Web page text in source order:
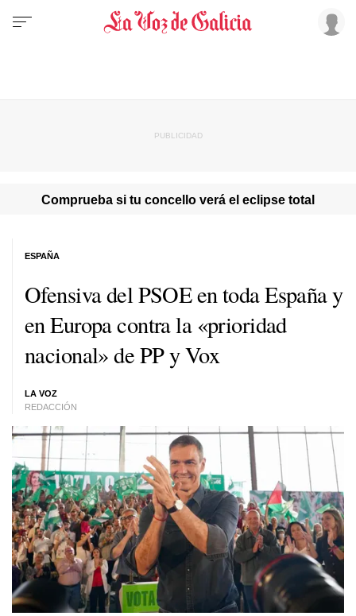
Comprueba si tu concello verá el eclipse total
Ofensiva del PSOE en toda España y
en Europa contra la «prioridad
nacional» de PP y Vox
LA VOZ
REDACCIÓN
ESPAÑA